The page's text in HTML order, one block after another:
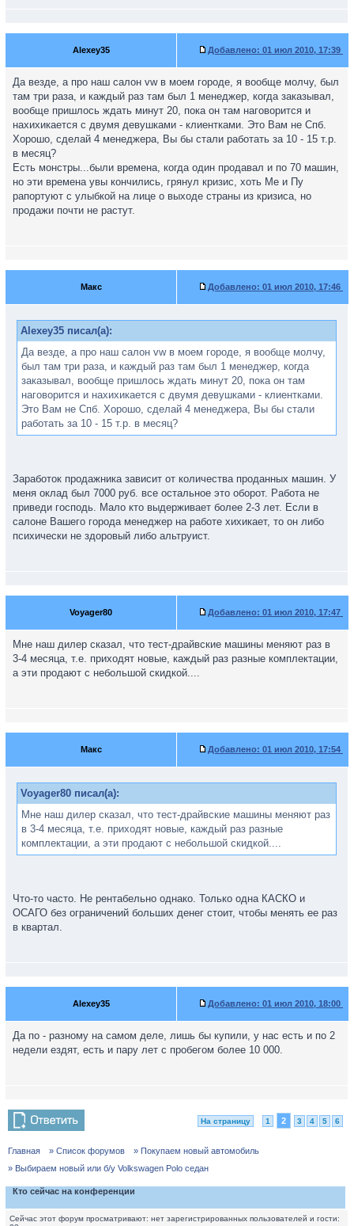
Alexey35 Добавлено: 01 июл 2010, 17:39
Да везде, а про наш салон vw в моем городе, я вообще молчу, был
там три раза, и каждый раз там был 1 менеджер, когда заказывал,
вообще пришлось ждать минут 20, пока он там наговорится и
нахихикается с двумя девушками - клиентками. Это Вам не Спб.
Хорошо, сделай 4 менеджера, Вы бы стали работать за 10 - 15 т.р.
в месяц?
Есть монстры...были времена, когда один продавал и по 70 машин,
но эти времена увы кончились, грянул кризис, хоть Ме и Пу
рапортуют с улыбкой на лице о выходе страны из кризиса, но
продажи почти не растут.
Макс Добавлено: 01 июл 2010, 17:46
Alexey35 писал(а):
Да везде, а про наш салон vw в моем городе, я вообще молчу,
был там три раза, и каждый раз там был 1 менеджер, когда
заказывал, вообще пришлось ждать минут 20, пока он там
наговорится и нахихикается с двумя девушками - клиентками.
Это Вам не Спб. Хорошо, сделай 4 менеджера, Вы бы стали
работать за 10 - 15 т.р. в месяц?
Заработок продажника зависит от количества проданных машин. У
меня оклад был 7000 руб. все остальное это оборот. Работа не
приведи господь. Мало кто выдерживает более 2-3 лет. Если в
салоне Вашего города менеджер на работе хихикает, то он либо
психически не здоровый либо альтруист.
Voyager80 Добавлено: 01 июл 2010, 17:47
Мне наш дилер сказал, что тест-драйвские машины меняют раз в
3-4 месяца, т.е. приходят новые, каждый раз разные комплектации,
а эти продают с небольшой скидкой....
Макс Добавлено: 01 июл 2010, 17:54
Voyager80 писал(а):
Мне наш дилер сказал, что тест-драйвские машины меняют раз
в 3-4 месяца, т.е. приходят новые, каждый раз разные
комплектации, а эти продают с небольшой скидкой....
Что-то часто. Не рентабельно однако. Только одна КАСКО и
ОСАГО без ограничений больших денег стоит, чтобы менять ее раз
в квартал.
Alexey35 Добавлено: 01 июл 2010, 18:00
Да по - разному на самом деле, лишь бы купили, у нас есть и по 2
недели ездят, есть и пару лет с пробегом более 10 000.
На страницу 1 2 3 4 5 6
Главная » Список форумов
» Покупаем новый автомобиль
» Выбираем новый или б/у Volkswagen Polo седан
Кто сейчас на конференции
Сейчас этот форум просматривают: нет зарегистрированных пользователей и гости: